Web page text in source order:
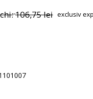
106,75 lei exclusiv